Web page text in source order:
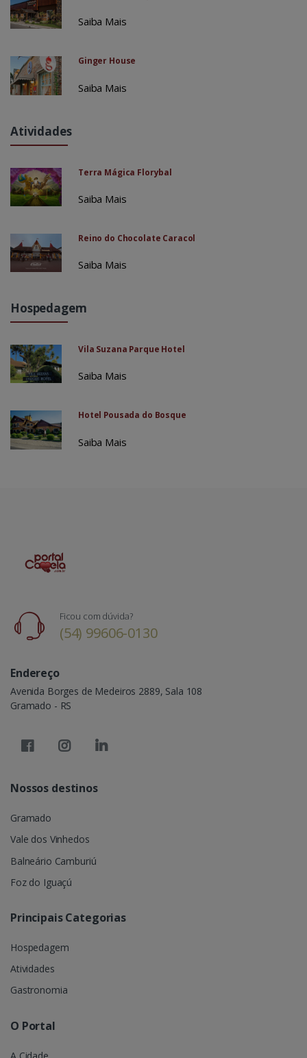
Saiba Mais
Ginger House
Saiba Mais
Atividades
Terra Mágica Florybal
Saiba Mais
Reino do Chocolate Caracol
Saiba Mais
Hospedagem
Vila Suzana Parque Hotel
Saiba Mais
Hotel Pousada do Bosque
Saiba Mais
Ficou com dúvida?
(54) 99606-0130
Endereço
Avenida Borges de Medeiros 2889, Sala 108
Gramado - RS
Nossos destinos
Gramado
Vale dos Vinhedos
Balneário Camburiú
Foz do Iguaçú
Principais Categorias
Hospedagem
Atividades
Gastronomia
O Portal
A Cidade